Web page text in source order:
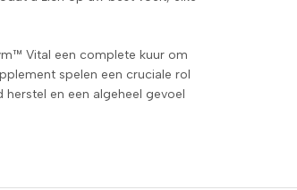
Vital een complete kuur om
spelen een cruciale rol
en een algeheel gevoel